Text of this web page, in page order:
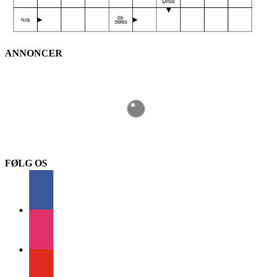
ANNONCER
FØLG OS